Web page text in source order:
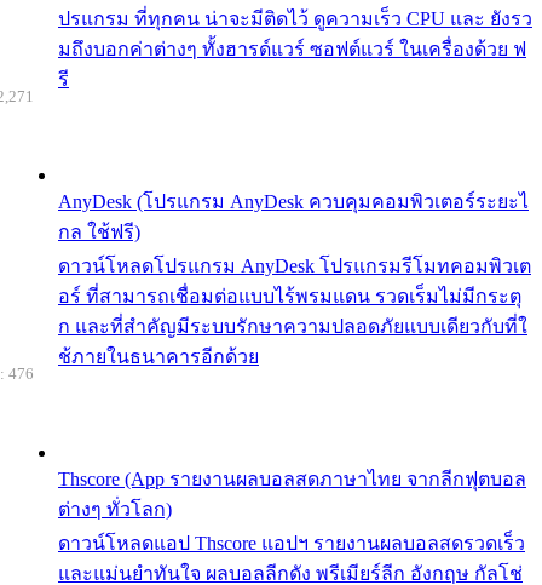
ปรแกรม ที่ทุกคน น่าจะมีติดไว้ ดูความเร็ว CPU และ ยังรว
มถึงบอกค่าต่างๆ ทั้งฮารด์แวร์ ซอฟต์แวร์ ในเครื่องด้วย ฟ
รี
AnyDesk (โปรแกรม AnyDesk ควบคุมคอมพิวเตอร์ระยะไ
กล ใช้ฟรี)
ดาวน์โหลดโปรแกรม AnyDesk โปรแกรมรีโมทคอมพิวเต
อร์ ที่สามารถเชื่อมต่อแบบไร้พรมแดน รวดเร็มไม่มีกระตุ
ก และที่สำคัญมีระบบรักษาความปลอดภัยแบบเดียวกับที่ใ
ช้ภายในธนาคารอีกด้วย
Thscore (App รายงานผลบอลสดภาษาไทย จากลีกฟุตบอล
ต่างๆ ทั่วโลก)
ดาวน์โหลดแอป Thscore แอปฯ รายงานผลบอลสดรวดเร็ว
และแม่นยำทันใจ ผลบอลลีกดัง พรีเมียร์ลีก อังกฤษ กัลโช่
476